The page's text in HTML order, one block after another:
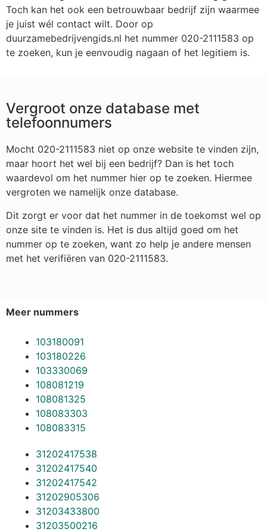
Toch kan het ook een betrouwbaar bedrijf zijn waarmee
je juist wél contact wilt. Door op
duurzamebedrijvengids.nl het nummer 020-2111583 op
te zoeken, kun je eenvoudig nagaan of het legitiem is.
Vergroot onze database met
telefoonnumers
Mocht 020-2111583 niet op onze website te vinden zijn,
maar hoort het wel bij een bedrijf? Dan is het toch
waardevol om het nummer hier op te zoeken. Hiermee
vergroten we namelijk onze database.
Dit zorgt er voor dat het nummer in de toekomst wel op
onze site te vinden is. Het is dus altijd goed om het
nummer op te zoeken, want zo help je andere mensen
met het verifiëren van 020-2111583.
Meer nummers
103180091
103180226
103330069
108081219
108081325
108083303
108083315
31202417538
31202417540
31202417542
31202905306
31203433800
31203500216